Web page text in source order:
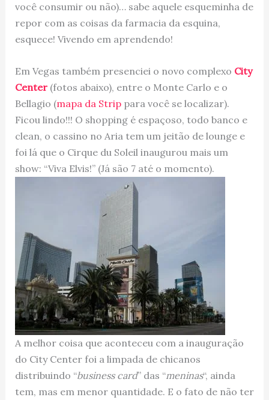
você consumir ou não)… sabe aquele esqueminha de
repor com as coisas da farmacia da esquina,
esquece! Vivendo em aprendendo!
Em Vegas também presenciei o novo complexo City
Center(fotos abaixo), entre o Monte Carlo e o
Bellagio (mapa da Strippara você se localizar).
Ficou lindo!!! O shopping é espaçoso, todo banco e
clean, o cassino no Aria tem um jeitão de lounge e
foi lá que o Cirque du Soleil inaugurou mais um
show: “Viva Elvis!” (Já são 7 até o momento).
A melhor coisa que aconteceu com a inauguração
do City Center foi a limpada de chicanos
distribuindo “business card” das “meninas“, ainda
tem, mas em menor quantidade. E o fato de não ter